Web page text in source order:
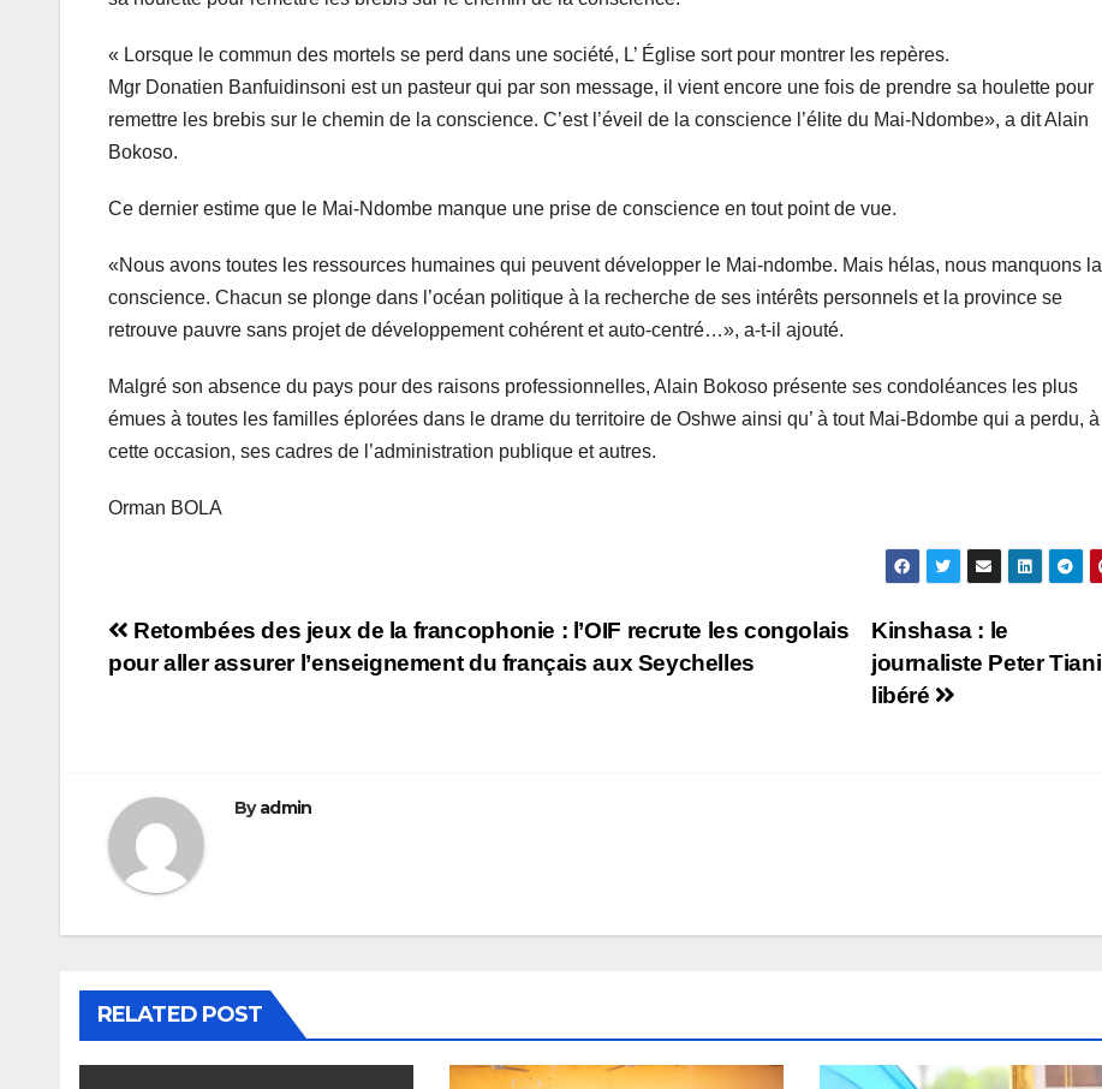
« Lorsque le commun des mortels se perd dans une société, L’ Église sort pour montrer les repères.
Mgr Donatien Banfuidinsoni est un pasteur qui par son message, il vient encore une fois de prendre sa houlette pour
remettre les brebis sur le chemin de la conscience. C’est l’éveil de la conscience l’élite du Mai-Ndombe», a dit Alain
Bokoso.
Ce dernier estime que le Mai-Ndombe manque une prise de conscience en tout point de vue.
«Nous avons toutes les ressources humaines qui peuvent développer le Mai-ndombe. Mais hélas, nous manquons la
conscience. Chacun se plonge dans l’océan politique à la recherche de ses intérêts personnels et la province se
retrouve pauvre sans projet de développement cohérent et auto-centré…», a-t-il ajouté.
Malgré son absence du pays pour des raisons professionnelles, Alain Bokoso présente ses condoléances les plus
émues à toutes les familles éplorées dans le drame du territoire de Oshwe ainsi qu’ à tout Mai-Bdombe qui a perdu, à
cette occasion, ses cadres de l’administration publique et autres.
Orman BOLA
Navigation
de
Kinshasa : le
journaliste Peter Tiani
libéré
Retombées des jeux de la francophonie : l’OIF recrute les congolais
pour aller assurer l’enseignement du français aux Seychelles
Byadmin
RELATED POST